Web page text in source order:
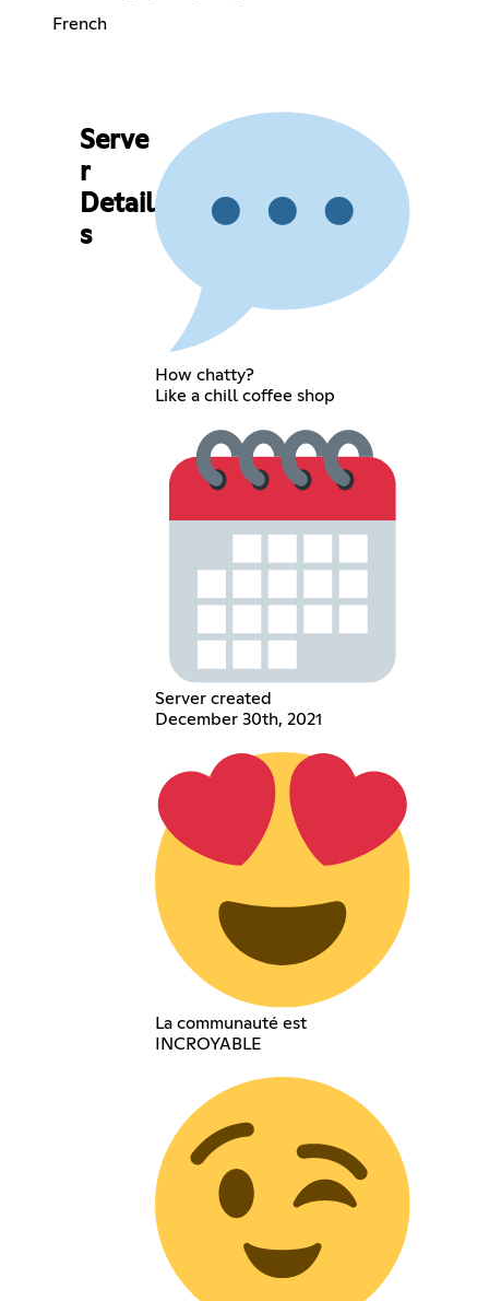
French
Serve
r
Detail
s
How chatty?
Like a chill coffee shop
Server created
December 30th, 2021
La communauté est
INCROYABLE